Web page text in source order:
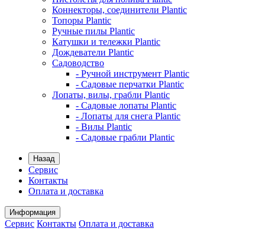
Коннекторы, соединители Plantic
Топоры Plantic
Ручные пилы Plantic
Катушки и тележки Plantic
Дождеватели Plantic
Садоводство
- Ручной инструмент Plantic
- Садовые перчатки Plantic
Лопаты, вилы, грабли Plantic
- Садовые лопаты Plantic
- Лопаты для снега Plantic
- Вилы Plantic
- Садовые грабли Plantic
Назад
Сервис
Контакты
Оплата и доставка
Информация
Сервис Контакты Оплата и доставка